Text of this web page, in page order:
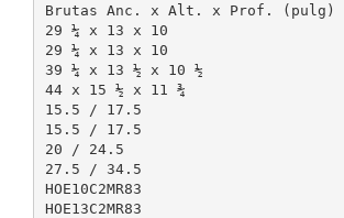
Brutas Anc. x Alt. x Prof. (pulg)
29 ¼ x 13 x 10
29 ¼ x 13 x 10
39 ¼ x 13 ½ x 10 ½
44 x 15 ½ x 11 ¾
15.5 / 17.5
15.5 / 17.5
20 / 24.5
27.5 / 34.5
HOE10C2MR83
HOE13C2MR83